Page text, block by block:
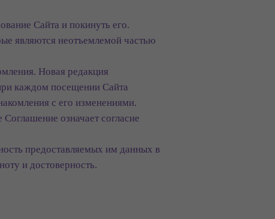
Сайта и покинуть его.
являются неотъемлемой частью
Новая редакция
каждом посещении Сайта
с его изменениями.
означает согласие
предоставляемых им данных в
и достоверность.